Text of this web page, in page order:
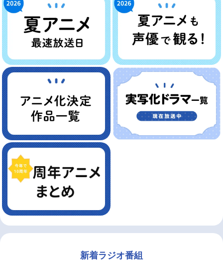
新着ラジオ番組